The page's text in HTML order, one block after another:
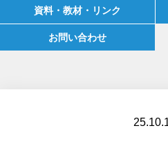
資料・教材・リンク
お問い合わせ